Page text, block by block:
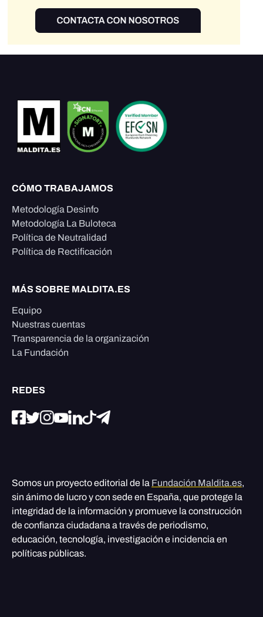
CÓMO TRABAJAMOS
Metodología Desinfo
Metodología La Buloteca
Política de Neutralidad
Política de Rectificación
MÁS SOBRE MALDITA.ES
Equipo
Nuestras cuentas
Transparencia de la organización
La Fundación
REDES
Somos un proyecto editorial de la Fundación Maldita.es,
sin ánimo de lucro y con sede en España, que protege la
integridad de la información y promueve la construcción
de confianza ciudadana a través de periodismo,
educación, tecnología, investigación e incidencia en
políticas públicas.